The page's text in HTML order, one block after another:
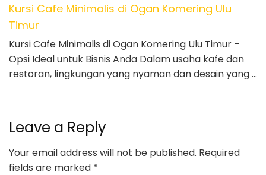
Kursi Cafe Minimalis di Ogan Komering Ulu
Timur
Kursi Cafe Minimalis di Ogan Komering Ulu Timur –
Opsi Ideal untuk Bisnis Anda Dalam usaha kafe dan
restoran, lingkungan yang nyaman dan desain yang …
Leave a Reply
Your email address will not be published. Required
fields are marked *